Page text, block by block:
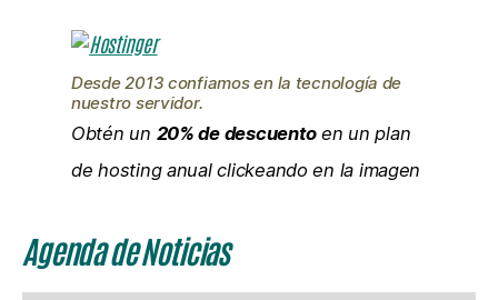
Desde 2013 confiamos en la tecnología de
nuestro servidor.
Obtén un 20% de descuentoen un plan
de hosting anual clickeando en la imagen
Agenda de Noticias